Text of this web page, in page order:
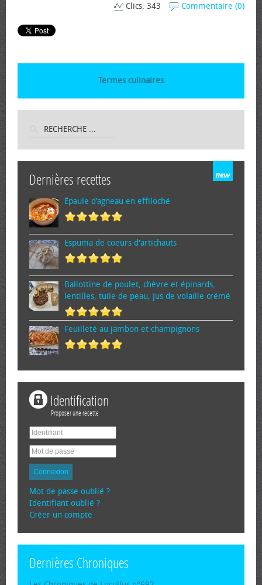
Commentaire (0)
Clics: 343
Termes culinaires
Dernières recettes
Épaule d’agneau en effiloché
Espuma de cœurs d'artichauts
Ballottine de poulet, chèvre et épinards,
lentilles, tuile de peau, jus de volaille crémé
Feuilleté au jambon et champignons
Identification
Proposer une recette
Connexion
Mot de passe oublié ?
Identifiant oublié ?
Créer un compte
Dernières Chroniques